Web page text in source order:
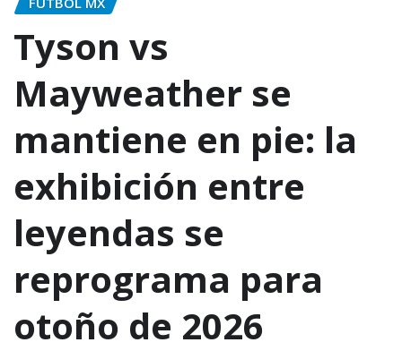
Tyson vs
Mayweather se
mantiene en pie: la
exhibición entre
leyendas se
reprograma para
otoño de 2026